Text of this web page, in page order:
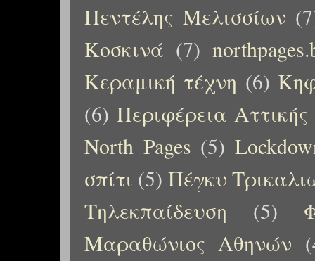
Πεντέλης Μελισσίων
Κοσκινά (7)
Κεραμική τέχνη (6)
(6) Περιφέρεια Αττικής
North Pages (5)
σπίτι (5) Πέγκυ
Τηλεκπαίδευση
(5)
Μαραθώνιος Αθηνών